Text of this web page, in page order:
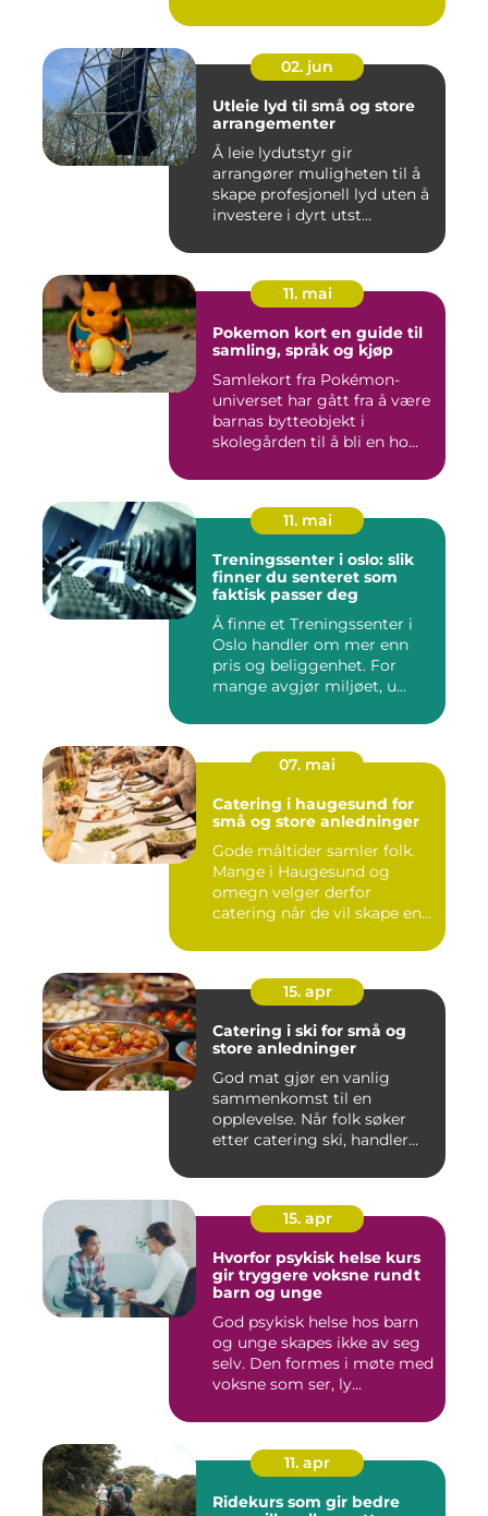
02. jun
Utleie lyd til små og store
arrangementer
Å leie lydutstyr gir
arrangører muligheten til å
skape profesjonell lyd uten å
investere i dyrt utst...
11. mai
Pokemon kort en guide til
samling, språk og kjøp
Samlekort fra Pokémon-
universet har gått fra å være
barnas bytteobjekt i
skolegården til å bli en ho...
11. mai
Treningssenter i oslo: slik
finner du senteret som
faktisk passer deg
Å finne et Treningssenter i
Oslo handler om mer enn
pris og beliggenhet. For
mange avgjør miljøet, u...
07. mai
Catering i haugesund for
små og store anledninger
Gode måltider samler folk.
Mange i Haugesund og
omegn velger derfor
catering når de vil skape en
15. apr
Catering i ski for små og
store anledninger
God mat gjør en vanlig
sammenkomst til en
opplevelse. Når folk søker
etter catering ski, handler
15. apr
Hvorfor psykisk helse kurs
gir tryggere voksne rundt
barn og unge
God psykisk helse hos barn
og unge skapes ikke av seg
selv. Den formes i møte med
voksne som ser, ly...
11. apr
Ridekurs som gir bedre